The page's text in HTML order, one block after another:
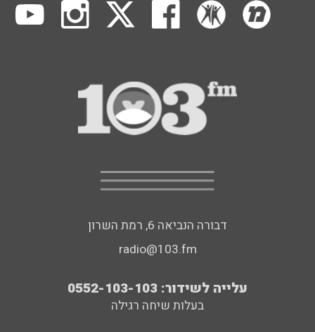
דבורה הנביאה 6, רמת השרון
radio@103.fm
עלייה לשידור: 0552-103-103
בעלות שיחה רגילה